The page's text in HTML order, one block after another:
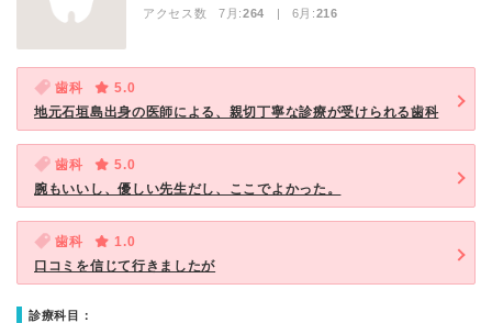
アクセス数 7月:264 | 6月:216
歯科
5.0
地元石垣島出身の医師による、親切丁寧な診療が受けられる歯科
歯科
5.0
腕もいいし、優しい先生だし、ここでよかった。
歯科
1.0
口コミを信じて行きましたが
診療科目：